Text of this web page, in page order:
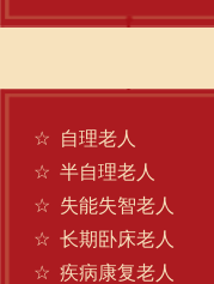
☆
自理老人
☆ 半自理老人
☆ 失能失智老人
☆ 长期卧床老人
☆ 疾病康复老人